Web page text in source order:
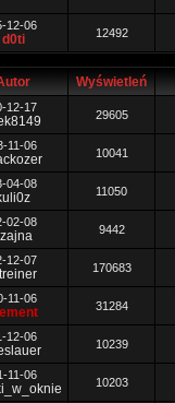
12-06
d0ti 12492
Wyświetleń
12-17
29605
11-06
10041
04-08
11050
02-08
9442
12-07
170683
11-06
31284
12-06
10239
11-06
10203